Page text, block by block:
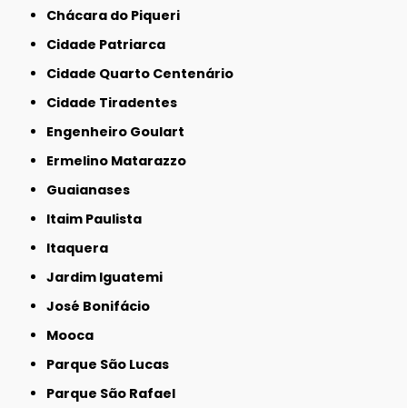
Chácara do Piqueri
Cidade Patriarca
Cidade Quarto Centenário
Cidade Tiradentes
Engenheiro Goulart
Ermelino Matarazzo
Guaianases
Itaim Paulista
Itaquera
Jardim Iguatemi
José Bonifácio
Mooca
Parque São Lucas
Parque São Rafael